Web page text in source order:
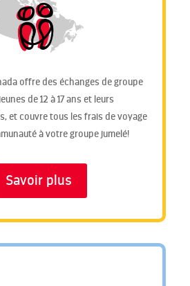
offre des échanges de groupe
de 12 à 17 ans et leurs
et couvre tous les frais de voyage
à votre groupe jumelé!
Savoir plus